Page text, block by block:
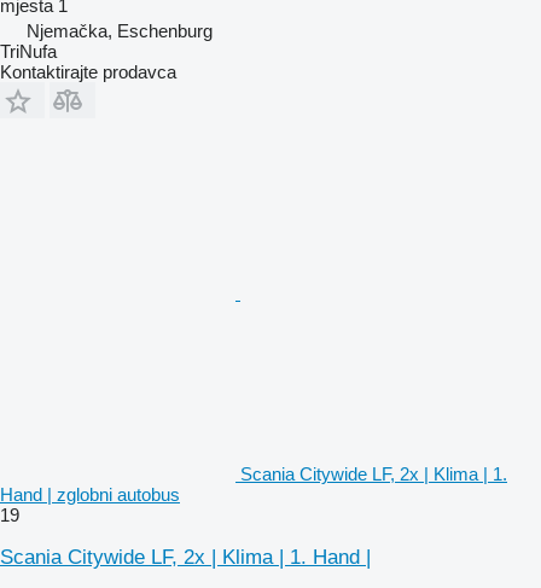
mjesta 1
Njemačka, Eschenburg
TriNufa
Kontaktirajte prodavca
Scania Citywide LF, 2x | Klima | 1.
Hand | zglobni autobus
19
Scania Citywide LF, 2x | Klima | 1. Hand |